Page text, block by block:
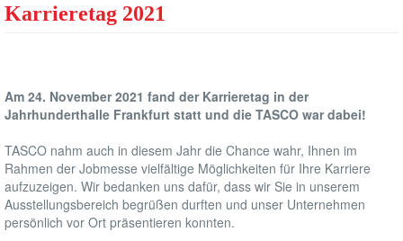
Karrieretag 2021
Am 24. November 2021 fand der Karrieretag in der
Jahrhunderthalle Frankfurt statt und die TASCO war dabei!
TASCO nahm auch in diesem Jahr die Chance wahr, Ihnen im
Rahmen der Jobmesse vielfältige Möglichkeiten für Ihre Karriere
aufzuzeigen. Wir bedanken uns dafür, dass wir Sie in unserem
Ausstellungsbereich begrüßen durften und unser Unternehmen
persönlich vor Ort präsentieren konnten.